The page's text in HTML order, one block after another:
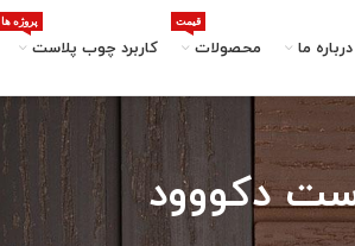
درباره ما محصولات
قیمت
کاربرد چوب پلاست
پروژه ها